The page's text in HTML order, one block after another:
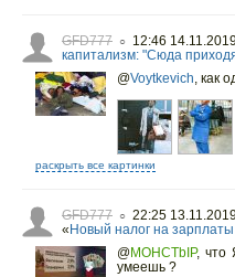
GFD777 ○ 12:46
капитализм: "Сюда
@Voytkevich, как
раскрыть все картинки
GFD777 ○ 22:25
« Новый налог на зарплаты
@MOHCTbIP, что
умеешь ?